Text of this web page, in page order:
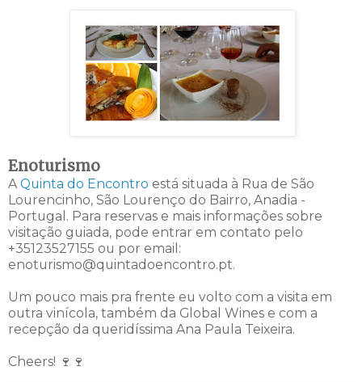
Enoturismo
A Quinta do Encontro está situada à Rua de São
Lourencinho, São Lourenço do Bairro, Anadia -
Portugal. Para reservas e mais informações sobre
visitação guiada, pode entrar em contato pelo
+35123527155 ou por email:
enoturismo@quintadoencontro.pt.
Um pouco mais pra frente eu volto com a visita em
outra vinícola, também da Global Wines e com a
recepção da queridíssima Ana Paula Teixeira.
Cheers! 🍷🍷